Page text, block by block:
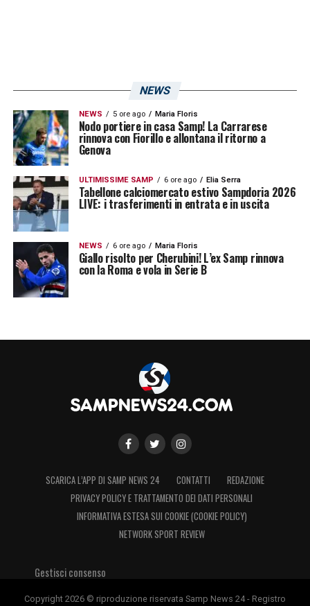
NEWS
NEWS 5 ore ago Maria Floris
Nodo portiere in casa Samp! La Carrarese
rinnova con Fiorillo e allontana il ritorno a
Genova
ULTIMISSIME SAMP 6 ore ago Elia Serra
Tabellone calciomercato estivo Sampdoria 2026
LIVE: i trasferimenti in entrata e in uscita
NEWS 6 ore ago Maria Floris
Giallo risolto per Cherubini! L’ex Samp rinnova
con la Roma e vola in Serie B
SCARICA L’APP DI SAMP NEWS 24 CONTATTI
REDAZIONE
PRIVACY POLICY E TRATTAMENTO DEI DATI PERSONALI
INFORMATIVA ESTESA SUI COOKIE (COOKIE POLICY)
NETWORK SPORT REVIEW
Gestisci consenso
Copyright 2026 © riproduzione riservata Samp News 24 - Registro